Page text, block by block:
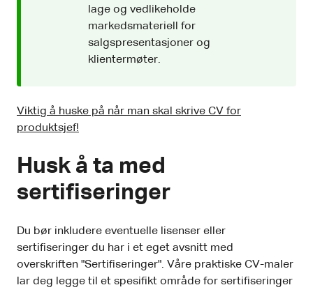
lage og vedlikeholde
markedsmateriell for
salgspresentasjoner og
klientermøter.
Viktig å huske på når man skal skrive CV for
produktsjef!
Husk å ta med
sertifiseringer
Du bør inkludere eventuelle lisenser eller
sertifiseringer du har i et eget avsnitt med
overskriften "Sertifiseringer". Våre praktiske CV-maler
lar deg legge til et spesifikt område for sertifiseringer